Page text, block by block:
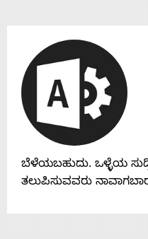
Contact
Us
ಬೆಳೆಯಬಹುದು. ಒಳ್ಳೆಯ
ತಲುಪಿಸುವವರು